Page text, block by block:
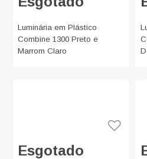
Luminária em Plástico
Combine 1300 Preto e
Marrom Claro
Esgotado